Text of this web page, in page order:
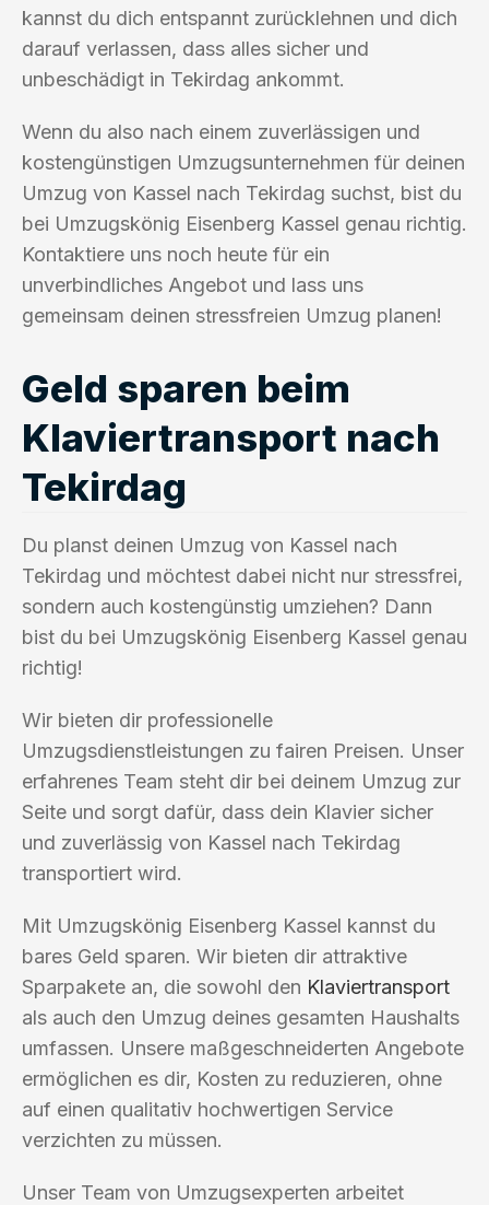
kannst du dich entspannt zurücklehnen und dich
darauf verlassen, dass alles sicher und
unbeschädigt in Tekirdag ankommt.
Wenn du also nach einem zuverlässigen und
kostengünstigen Umzugsunternehmen für deinen
Umzug von Kassel nach Tekirdag suchst, bist du
bei Umzugskönig Eisenberg Kassel genau richtig.
Kontaktiere uns noch heute für ein
unverbindliches Angebot und lass uns
gemeinsam deinen stressfreien Umzug planen!
Geld sparen beim
Klaviertransport nach
Tekirdag
Du planst deinen Umzug von Kassel nach
Tekirdag und möchtest dabei nicht nur stressfrei,
sondern auch kostengünstig umziehen? Dann
bist du bei Umzugskönig Eisenberg Kassel genau
richtig!
Wir bieten dir professionelle
Umzugsdienstleistungen zu fairen Preisen. Unser
erfahrenes Team steht dir bei deinem Umzug zur
Seite und sorgt dafür, dass dein Klavier sicher
und zuverlässig von Kassel nach Tekirdag
transportiert wird.
Mit Umzugskönig Eisenberg Kassel kannst du
bares Geld sparen. Wir bieten dir attraktive
Sparpakete an, die sowohl den Klaviertransport
als auch den Umzug deines gesamten Haushalts
umfassen. Unsere maßgeschneiderten Angebote
ermöglichen es dir, Kosten zu reduzieren, ohne
auf einen qualitativ hochwertigen Service
verzichten zu müssen.
Unser Team von Umzugsexperten arbeitet